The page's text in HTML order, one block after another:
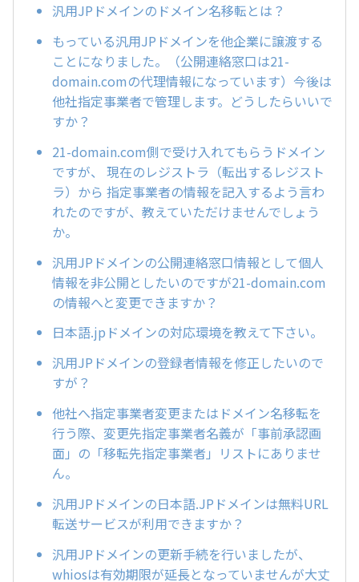
汎用JPドメインのドメイン名移転とは？
もっている汎用JPドメインを他企業に譲渡する
ことになりました。（公開連絡窓口は21-
domain.comの代理情報になっています）今後は
他社指定事業者で管理します。どうしたらいいで
すか？
21-domain.com側で受け入れてもらうドメイン
ですが、 現在のレジストラ（転出するレジスト
ラ）から 指定事業者の情報を記入するよう言わ
れたのですが、教えていただけませんでしょう
か。
汎用JPドメインの公開連絡窓口情報として個人
情報を非公開としたいのですが21-domain.com
の情報へと変更できますか？
日本語.jpドメインの対応環境を教えて下さい。
汎用JPドメインの登録者情報を修正したいので
すが？
他社へ指定事業者変更またはドメイン名移転を
行う際、変更先指定事業者名義が「事前承認画
面」の「移転先指定事業者」リストにありませ
ん。
汎用JPドメインの日本語.JPドメインは無料URL
転送サービスが利用できますか？
汎用JPドメインの更新手続を行いましたが、
whiosは有効期限が延長となっていませんが大丈